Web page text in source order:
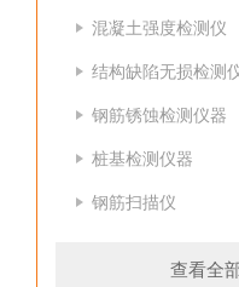
混凝土强度检测仪
结构缺陷无损检测
钢筋锈蚀检测仪器
桩基检测仪器
钢筋扫描仪
查看全